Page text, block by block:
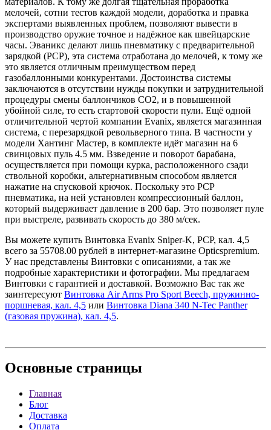
мелочей, сотни тестов каждой модели, доработка и правка
экспертами выявленных проблем, позволяют вывести в
производство оружие точное и надёжное как швейцарские
часы. Эваникс делают лишь пневматику с предварительной
зарядкой (PCP), эта система отработана до мелочей, к тому же
это является отличным преимуществом перед
газобаллонными конкурентами. Достоинства системы
заключаются в отсутствии нужды покупки и затруднительной
процедуры смены баллончиков СО2, и в повышенной
убойной силе, то есть стартовой скорости пули. Ещё одной
отличительной чертой компании Evanix, является магазинная
система, с перезарядкой револьверного типа. В частности у
модели Хантинг Мастер, в комплекте идёт магазин на 6
свинцовых пуль 4.5 мм. Взведение и поворот барабана,
осуществляется при помощи курка, расположенного сзади
ствольной коробки, альтернативным способом является
нажатие на спусковой крючок. Поскольку это PCP
пневматика, на ней установлен компрессионный баллон,
который выдерживает давление в 200 бар. Это позволяет пуле
при выстреле, развивать скорость до 380 м/сек.
Вы можете купить Винтовка Evanix Sniper-K, PCP, кал. 4,5
всего за 55708.00 рублей в интернет-магазине Opticspremium.
У нас представлены Винтовки с описаниями, а так же
подробные характеристики и фотографии. Мы предлагаем
Винтовки с гарантией и доставкой. Возможно Вас так же
заинтересуют Винтовка Air Arms Pro Sport Beech, пружинно-
поршневая, кал. 4,5 или Винтовка Diana 340 N-Tec Panther
(газовая пружина), кал. 4,5.
Основные страницы
Главная
Блог
Доставка
Оплата